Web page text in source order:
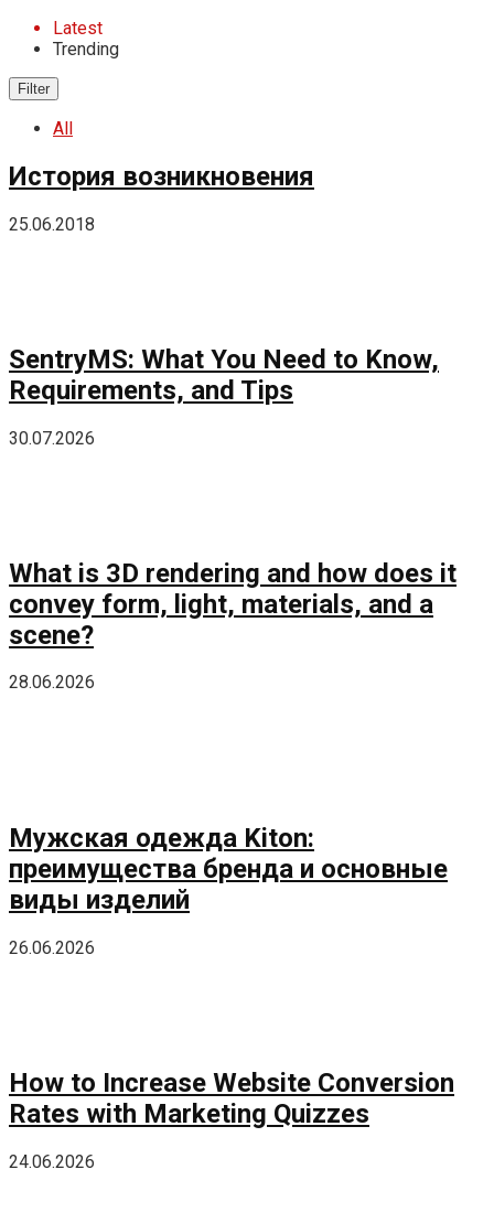
Latest
Trending
Filter
All
История возникновения
25.06.2018
SentryMS: What You Need to Know,
Requirements, and Tips
30.07.2026
What is 3D rendering and how does it
convey form, light, materials, and a
scene?
28.06.2026
Мужская одежда Kiton:
преимущества бренда и основные
виды изделий
26.06.2026
How to Increase Website Conversion
Rates with Marketing Quizzes
24.06.2026